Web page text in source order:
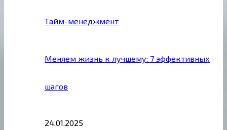
Тайм-менеджмент
Меняем жизнь к лучшему: 7 эффективных
шагов
24.01.2025